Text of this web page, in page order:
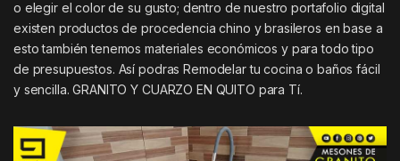
o elegir el color de su gusto; dentro de nuestro portafolio digital
existen productos de procedencia chino y brasileros en base a
esto también tenemos materiales económicos y para todo tipo
de presupuestos. Así podras Remodelar tu cocina o baños fácil
y sencilla. GRANITO Y CUARZO EN QUITO para Tí.